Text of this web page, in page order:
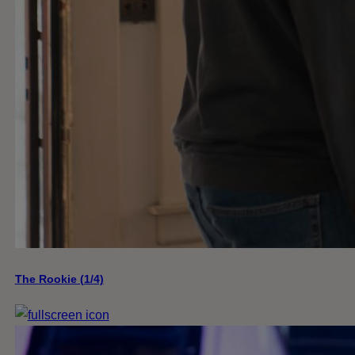
The Rookie (1/4)